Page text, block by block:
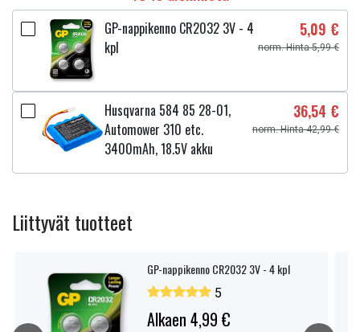
GP-nappikenno CR2032 3V - 4
kpl
5,09 €
norm. Hinta 5,99 €
Husqvarna 584 85 28-01,
Automower 310 etc.
3400mAh, 18.5V akku
36,54 €
norm. Hinta 42,99 €
Liittyvät tuotteet
GP-nappikenno CR2032 3V - 4 kpl
5
Alkaen 4,99 €